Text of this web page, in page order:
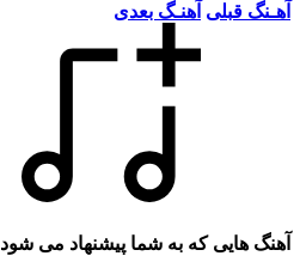
آهـنگ قبلی آهنـگ بعدی
آهنگ هایی که به شما پیشنهاد می شود